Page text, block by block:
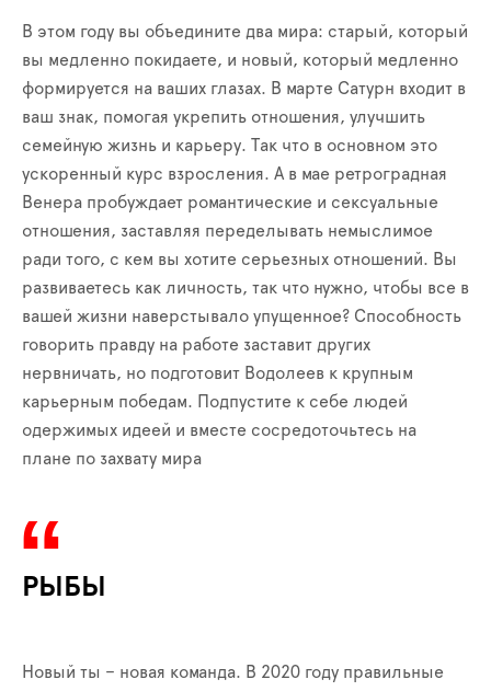
В этом году вы объедините два мира: старый, который
вы медленно покидаете, и новый, который медленно
формируется на ваших глазах. В марте Сатурн входит в
ваш знак, помогая укрепить отношения, улучшить
семейную жизнь и карьеру. Так что в основном это
ускоренный курс взросления. А в мае ретроградная
Венера пробуждает романтические и сексуальные
отношения, заставляя переделывать немыслимое
ради того, с кем вы хотите серьезных отношений. Вы
развиваетесь как личность, так что нужно, чтобы все в
вашей жизни наверстывало упущенное? Способность
говорить правду на работе заставит других
нервничать, но подготовит Водолеев к крупным
карьерным победам. Подпустите к себе людей
одержимых идеей и вместе сосредоточьтесь на
плане по захвату мира
РЫБЫ
Новый ты – новая команда. В 2020 году правильные